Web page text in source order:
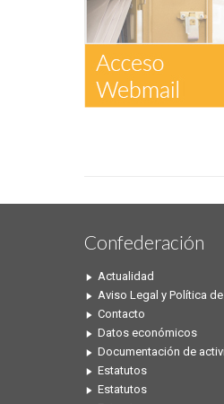
Confederación
Actualidad
Aviso Legal y Política
Contacto
Datos económicos
Documentación de
Estatutos
Estatutos